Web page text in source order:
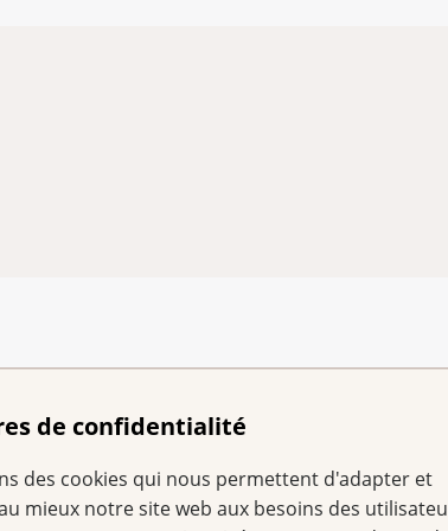
de confidentialité
des cookies qui nous permettent d'adapter et
mieux notre site web aux besoins des
des